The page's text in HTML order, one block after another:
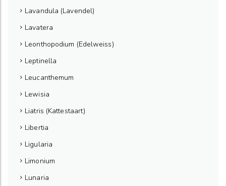
Lavandula (Lavendel)
Lavatera
Leonthopodium (Edelweiss)
Leptinella
Leucanthemum
Lewisia
Liatris (Kattestaart)
Libertia
Ligularia
Limonium
Lunaria